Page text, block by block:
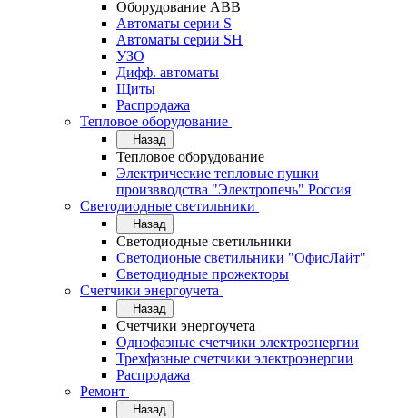
Оборудование АВВ
Автоматы серии S
Автоматы серии SH
УЗО
Дифф. автоматы
Щиты
Распродажа
Тепловое оборудование
Назад
Тепловое оборудование
Электрические тепловые пушки
произвводства "Электропечь" Россия
Светодиодные светильники
Назад
Светодиодные светильники
Светодионые светильники "ОфисЛайт"
Светодиодные прожекторы
Счетчики энергоучета
Назад
Счетчики энергоучета
Однофазные счетчики электроэнергии
Трехфазные счетчики электроэнергии
Распродажа
Ремонт
Назад